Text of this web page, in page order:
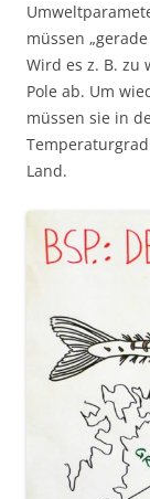
müssen
Wird es z. B. zu
Pole ab. Um
müssen sie in
Land.